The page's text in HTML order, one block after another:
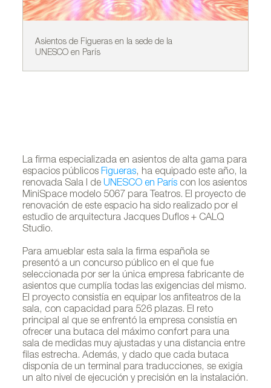
Asientos de Figueras en la sede de la
UNESCO en París
La firma especializada en asientos de alta gama para
espacios públicosFigueras, ha equipado este año, la
renovada Sala I deUNESCO en París con los asientos
MiniSpace modelo 5067 para Teatros. El proyecto de
renovación de este espacio ha sido realizado por el
estudio de arquitectura Jacques Duflos + CALQ
Studio.
Para amueblar esta sala la firma española se
presentó a un concurso público en el que fue
seleccionada por ser la única empresa fabricante de
asientos que cumplía todas las exigencias del mismo.
El proyecto consistía en equipar los anfiteatros de la
sala, con capacidad para 526 plazas. El reto
principal al que se enfrentó la empresa consistía en
ofrecer una butaca del máximo confort para una
sala de medidas muy ajustadas y una distancia entre
filas estrecha. Además, y dado que cada butaca
disponía de un terminal para traducciones, se exigía
un alto nivel de ejecución y precisión en la instalación.